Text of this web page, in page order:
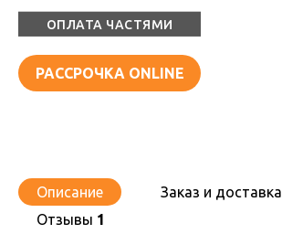
ОПЛАТА ЧАСТЯМИ
РАССРОЧКА ONLINE
Описание
Заказ и доставка
Отзывы 1